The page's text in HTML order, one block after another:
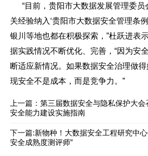
“目前，贵阳市大数据发展管理委员
关经验纳入‘贵阳市大数据安全管理条例
银川等地也都在积极探索，”杜跃进表
据实践情况不断优化、完善，“因为安
断适应新情况。如果数据安全治理做
现安全不是成本，而是竞争力。”
上一篇： 第三届数据安全与隐私保护大
安全能力建设实施指南
下一篇:新物种！大数据安全工程研究中
安全成熟度测评师”